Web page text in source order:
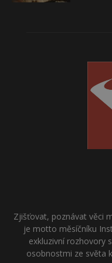
Zjišťovat, poznávat věci
je motto měsíčníku
exkluzivní rozhovory
osobnostmi ze světa